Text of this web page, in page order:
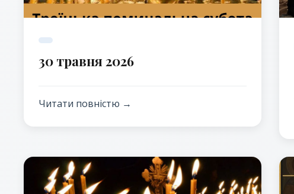
30 травня 2026
Читати повністю →